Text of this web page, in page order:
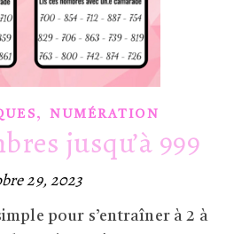
, NUMÉRATION
jusqu’à 999
29, 2023